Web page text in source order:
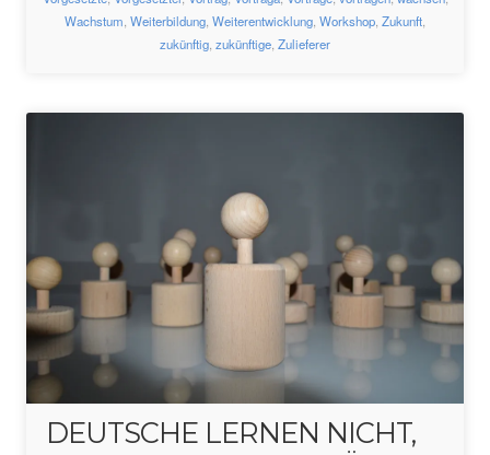
Wachstum Weiterbildung Weiterentwicklung Workshop Zukunft
zukünftig zukünftige Zulieferer
DEUTSCHE LERNEN NICHT,